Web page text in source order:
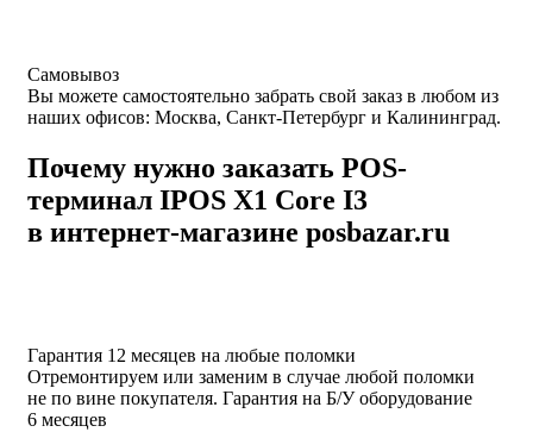
Самовывоз
Вы можете самостоятельно забрать свой заказ в любом из
наших офисов: Москва, Санкт-Петербург и Калининград.
Почему нужно заказать POS-
терминал IPOS X1 Core I3
в интернет-магазине posbazar.ru
Гарантия 12 месяцев на любые поломки
Отремонтируем или заменим в случае любой поломки
не по вине покупателя. Гарантия на Б/У оборудование
6 месяцев